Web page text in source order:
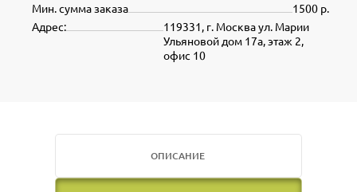
1500 р.
Мин. сумма заказа
119331, г. Москва ул. Марии
Ульяновой дом 17а, этаж 2,
офис 10
Адрес:
ОПИСАНИЕ